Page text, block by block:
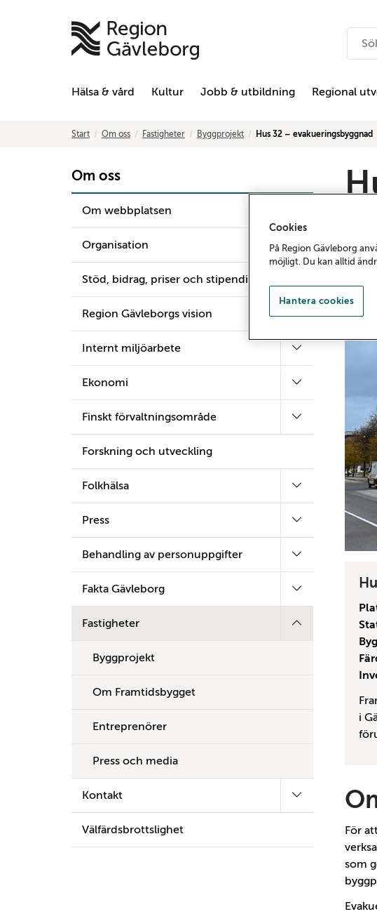
Hälsa & vård Kultur Jobb & utbildning Regional
Start Om oss Fastigheter Byggprojekt Hus 32 – evakueringsbyggnad
Om oss
Om webbplatsen
Organisation
Stöd, bidrag, priser och stipendier
Region Gävleborgs vision
Internt miljöarbete
Ekonomi
Finskt förvaltningsområde
Forskning och utveckling
Folkhälsa
Press
Behandling av personuppgifter
Fakta Gävleborg
Fastigheter
Byggprojekt
Om Framtidsbygget
Entreprenörer
Press och media
Kontakt
Välfärdsbrottslighet
i
För
som
Cookies
På Region Gävleborg
möjligt. Du kan alltid
Hantera cookies